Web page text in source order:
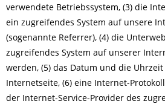
verwendete Betriebssystem, (3) die
ein zugreifendes System auf unsere
(sogenannte Referrer), (4) die
zugreifendes System auf unserer
werden, (5) das Datum und die
Internetseite, (6) eine Internet-
der Internet-Service-Provider des